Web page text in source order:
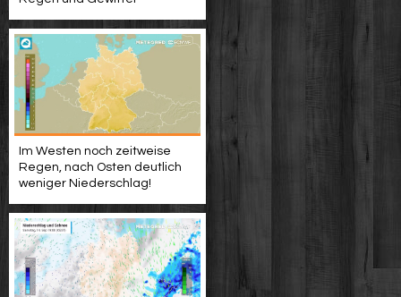
Im Westen noch zeitweise
Regen, nach Osten deutlich
weniger Niederschlag!